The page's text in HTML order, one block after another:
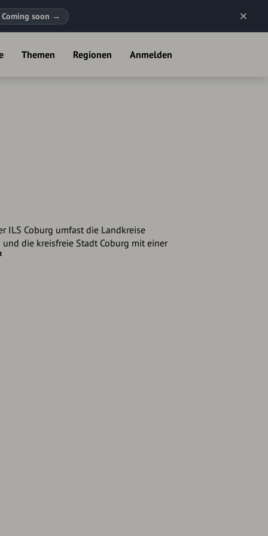
Coming soon →
Themen Regionen Anmelden
ILS Coburg umfast die Landkreise
die kreisfreie Stadt Coburg mit einer